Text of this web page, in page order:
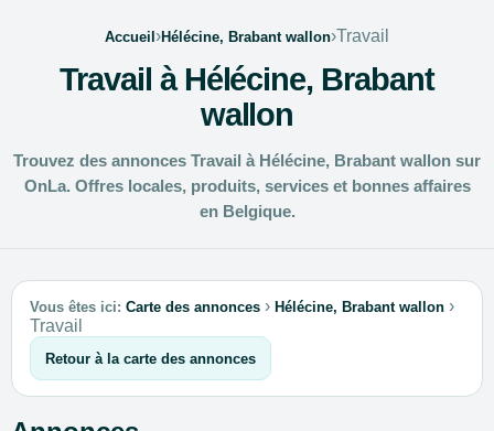
Accueil›Hélécine, Brabant wallon›Travail
Travail à Hélécine, Brabant
wallon
Trouvez des annonces Travail à Hélécine, Brabant wallon sur
OnLa. Offres locales, produits, services et bonnes affaires
en Belgique.
Vous êtes ici: Carte des annonces › Hélécine, Brabant wallon ›
Travail
Retour à la carte des annonces